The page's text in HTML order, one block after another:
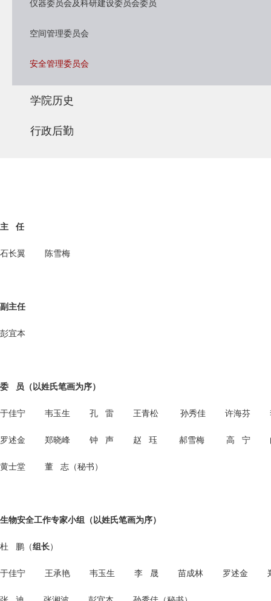
仪器委员会及科研建设委员会委员
空间管理委员会
安全管理委员会
学院历史
行政后勤
主 任
石长翼 陈雪梅
副主任
彭宜本
委 员（以姓氏笔画为序）
于佳宁 韦玉生 孔 雷 王青松 孙秀佳 许海
罗述金 郑晓峰 钟 声 赵 珏 郝雪梅 高 宁 曲
黄士堂 董 志（秘书）
生物安全工作专家小组 （以姓氏笔画为序）
杜 鹏（组长）
于佳宁 王承艳 韦玉生 李 晟 苗成林 罗述金